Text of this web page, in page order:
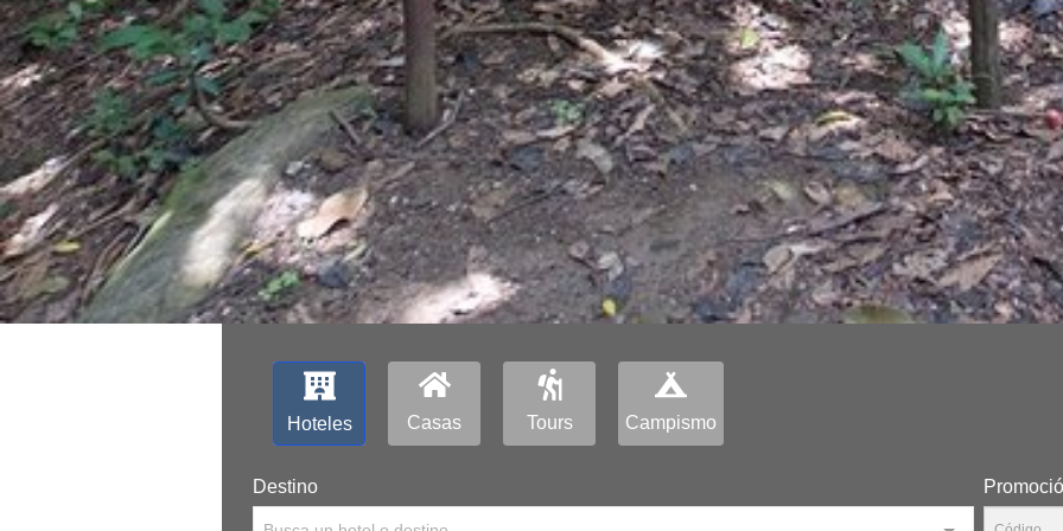
Hoteles Casas Tours Campismo
Destino